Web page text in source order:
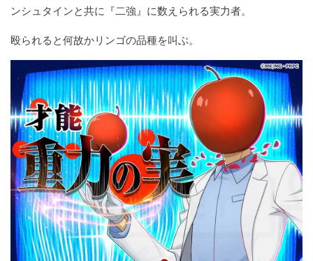
ンシュタインと共に『二強』に数えられる実力者。
殴られると何故かリンゴの品種を叫ぶ。